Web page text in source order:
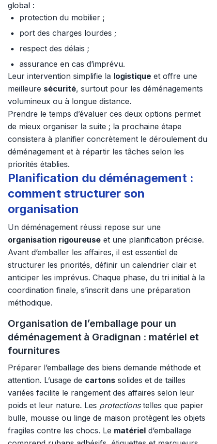
global :
protection du mobilier ;
port des charges lourdes ;
respect des délais ;
assurance en cas d’imprévu.
Leur intervention simplifie la logistique et offre une
meilleure sécurité, surtout pour les déménagements
volumineux ou à longue distance.
Prendre le temps d’évaluer ces deux options permet
de mieux organiser la suite ; la prochaine étape
consistera à planifier concrètement le déroulement du
déménagement et à répartir les tâches selon les
priorités établies.
Planification du déménagement :
comment structurer son
organisation
Un déménagement réussi repose sur une
organisation rigoureuse et une planification précise.
Avant d’emballer les affaires, il est essentiel de
structurer les priorités, définir un calendrier clair et
anticiper les imprévus. Chaque phase, du tri initial à la
coordination finale, s’inscrit dans une préparation
méthodique.
Organisation de l’emballage pour un
déménagement à Gradignan : matériel et
fournitures
Préparer l’emballage des biens demande méthode et
attention. L’usage de cartons solides et de tailles
variées facilite le rangement des affaires selon leur
poids et leur nature. Les protectionstelles que papier
bulle, mousse ou linge de maison protègent les objets
fragiles contre les chocs. Le matériel d’emballage